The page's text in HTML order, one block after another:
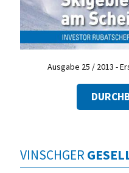
Ausgabe 25 / 2013 -
VINSCHGER